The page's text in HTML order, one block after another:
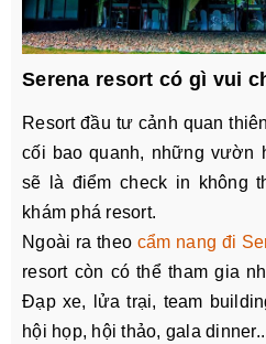
Serena resort có gì vui
Resort đầu tư cảnh quan
cối bao quanh, những vườn
sẽ là điểm check in không
khám phá resort.
Ngoài ra theo cẩm nang đi
resort còn có thể tham gia
Đạp xe, lửa trại, team
hội họp, hội thảo, gala